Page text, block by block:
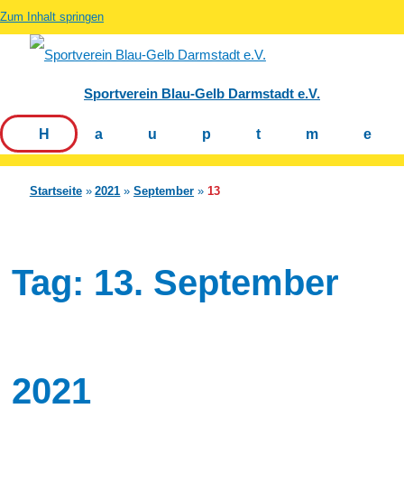
Zum Inhalt springen
Sportverein Blau-Gelb Darmstadt e.V.
Startseite 2021 September 13
Tag: 13. September
2021